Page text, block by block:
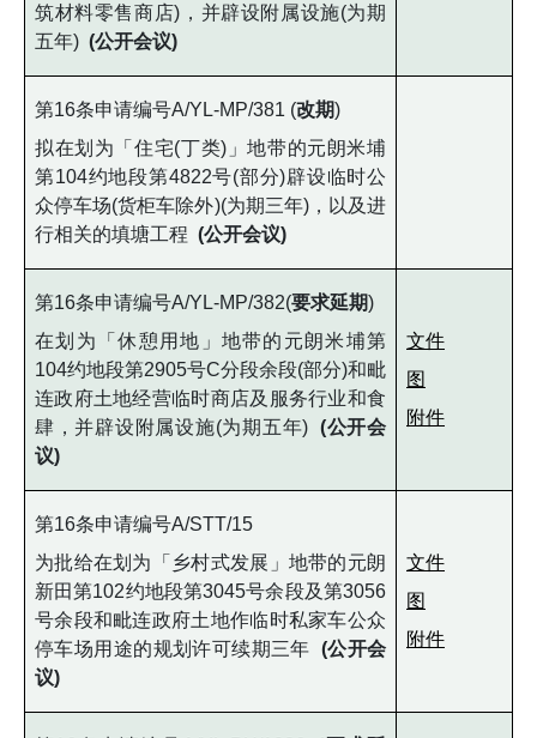
筑材料零售商店)，并辟设附属设施(为期
五年) (公开会议)
第16条申请编号A/YL-MP/381 (改期)
拟在划为「住宅(丁类)」地带的元朗米埔
第104约地段第4822号(部分)辟设临时公
众停车场(货柜车除外)(为期三年)，以及进
行相关的填塘工程 (公开会议)
第16条申请编号A/YL-MP/382(要求延期)
在划为「休憩用地」地带的元朗米埔第
104约地段第2905号C分段余段(部分)和毗
连政府土地经营临时商店及服务行业和食
肆，并辟设附属设施(为期五年) (公开会
议)
文件
图
附件
第16条申请编号A/STT/15
为批给在划为「乡村式发展」地带的元朗
新田第102约地段第3045号余段及第3056
号余段和毗连政府土地作临时私家车公众
停车场用途的规划许可续期三年 (公开会
议)
文件
图
附件